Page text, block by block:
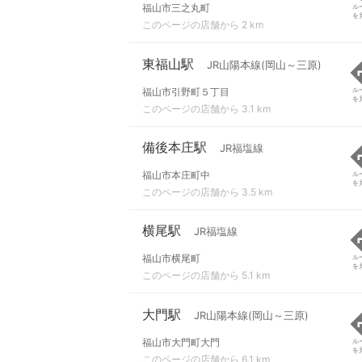
福山市三之丸町
このページの店舗から 2 km
ル
を
東福山駅 JR山陽本線(岡山～三原)
福山市引野町５丁目
このページの店舗から 3.1 km
ル
を
備後本庄駅 JR福塩線
福山市本庄町中
このページの店舗から 3.5 km
ル
を
横尾駅 JR福塩線
福山市横尾町
このページの店舗から 5.1 km
ル
を
大門駅 JR山陽本線(岡山～三原)
福山市大門町大門
このページの店舗から 6.1 km
ル
を